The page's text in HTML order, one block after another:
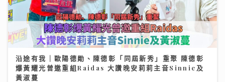
沿途有我｜歐陽德勛、陳德彰「同屆新秀」重聚 陳德彰
爆黃耀光曾邀重組Raidas 大讚晚安莉莉主音Sinnie及
黃淑蔓